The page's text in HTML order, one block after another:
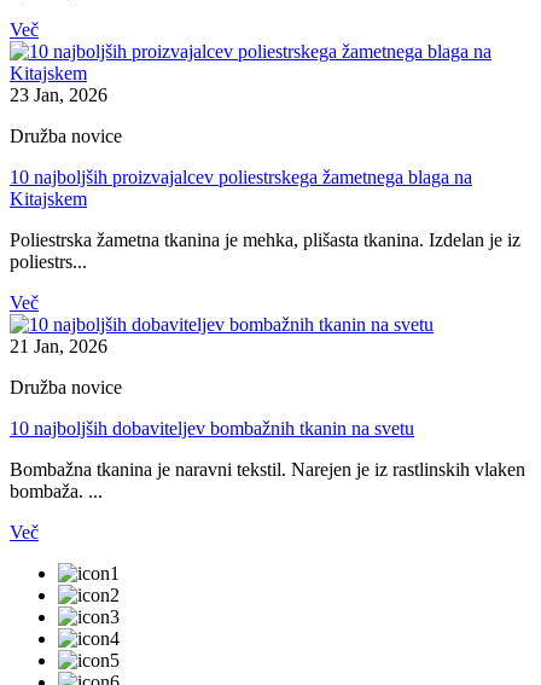
Več
23 Jan, 2026
Družba novice
10 najboljših proizvajalcev poliestrskega žametnega blaga na
Kitajskem
Poliestrska žametna tkanina je mehka, plišasta tkanina. Izdelan je iz
poliestrs...
Več
21 Jan, 2026
Družba novice
10 najboljših dobaviteljev bombažnih tkanin na svetu
Bombažna tkanina je naravni tekstil. Narejen je iz rastlinskih vlaken
bombaža. ...
Več